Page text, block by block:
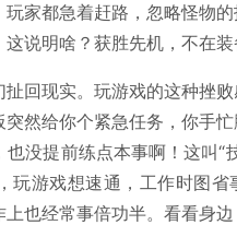
家都急着赶路，忽略怪物
说明啥？获胜先机，不在装
回现实。玩游戏的这种挫
然给你个紧急任务，你手
没提前练点本事啊！这叫“
玩游戏想速通，工作时图省
也经常事倍功半。看看身